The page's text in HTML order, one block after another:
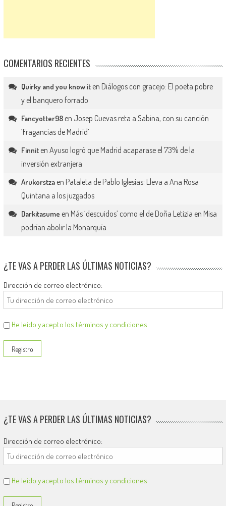
COMENTARIOS RECIENTES
Quirky and you know iten Diálogos con gracejo: El poeta pobre
y el banquero forrado
Fancyotter98en Josep Cuevas reta a Sabina, con su canción
‘Fragancias de Madrid’
Finniten Ayuso logró que Madrid acaparase el 73% de la
inversión extranjera
Arukorstzaen Pataleta de Pablo Iglesias: Lleva a Ana Rosa
Quintana a los juzgados
Darkitasume en Más ‘descuidos’ como el de Doña Letizia en Misa
podrían abolir la Monarquía
¿TE VAS A PERDER LAS ÚLTIMAS NOTICIAS?
Dirección de correo electrónico:
He leído y acepto los términos y condiciones
¿TE VAS A PERDER LAS ÚLTIMAS NOTICIAS?
Dirección de correo electrónico:
He leído y acepto los términos y condiciones